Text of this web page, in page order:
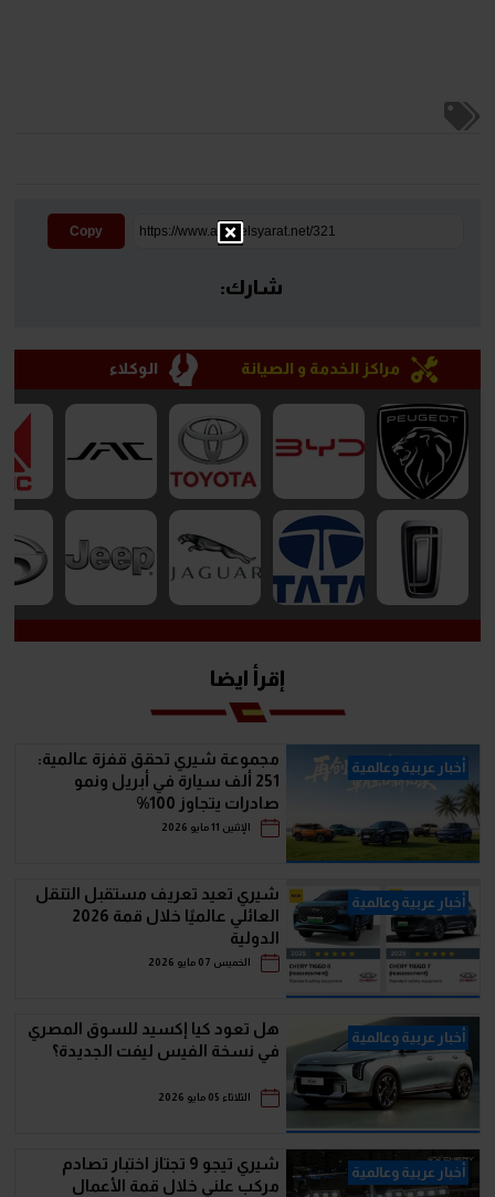
Copy
شارك:
مراكز الخدمة و الصيانة الوكلاء
إقرأ ايضا
أخبار عربية وعالمية
مجموعة شيري تحقق قفزة عالمية:
251 ألف سيارة في أبريل ونمو
صادرات يتجاوز 100%
الإثنين 11 مايو 2026
أخبار عربية وعالمية
شيري تعيد تعريف مستقبل التنقل
العائلي عالميًا خلال قمة 2026
الدولية
الخميس 07 مايو 2026
أخبار عربية وعالمية
هل تعود كيا إكسيد للسوق المصري
في نسخة الفيس ليفت الجديدة؟
الثلاثاء 05 مايو 2026
أخبار عربية وعالمية
شيري تيجو 9 تجتاز اختبار تصادم
مركب علني خلال قمة الأعمال